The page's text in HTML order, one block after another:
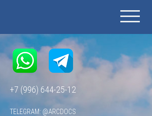
+7 (996) 644-25-12
TELEGRAM: @ARCDOCS